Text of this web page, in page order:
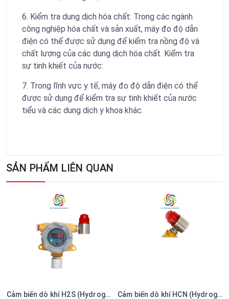
6. Kiểm tra dung dịch hóa chất: Trong các ngành
công nghiệp hóa chất và sản xuất, máy đo độ dẫn
điện có thể được sử dụng để kiểm tra nồng độ và
chất lượng của các dung dịch hóa chất. Kiểm tra
sự tinh khiết của nước:
7. Trong lĩnh vực y tế, máy đo độ dẫn điện có thể
được sử dụng để kiểm tra sự tinh khiết của nước
tiểu và các dung dịch y khoa khác.
SẢN PHẨM LIÊN QUAN
Cảm biến dò khí H2S (Hydrogen sulfide)
Cảm biến dò khí HCN (Hydrogen cyanide)